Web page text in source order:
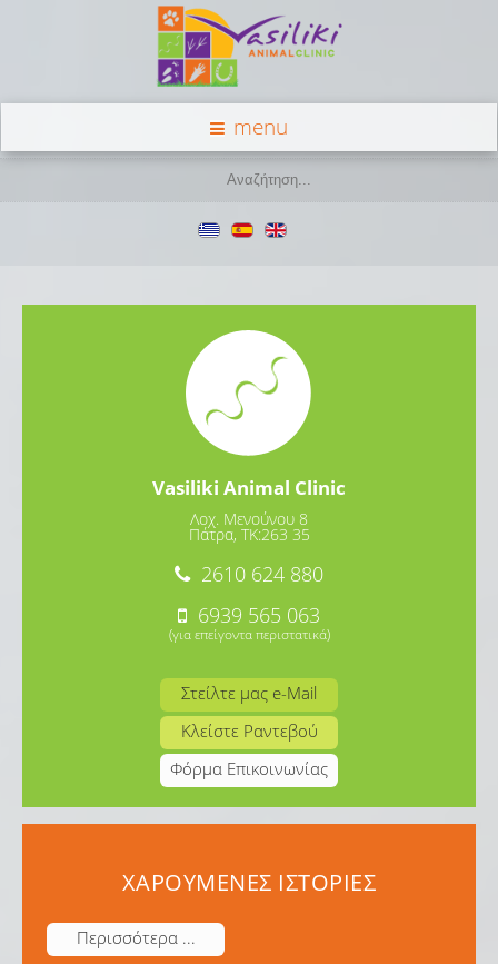
menu
Vasiliki Animal Clinic
Λοχ. Μενούνου 8
Πάτρα, TK:263 35
2610 624 880
6939 565 063
(για επείγοντα περιστατικά)
Στείλτε μας e-Mail
Κλείστε Ραντεβού
Φόρμα Επικοινωνίας
ΧΑΡΟΥΜΕΝΕΣ ΙΣΤΟΡΙΕΣ
Περισσότερα ...